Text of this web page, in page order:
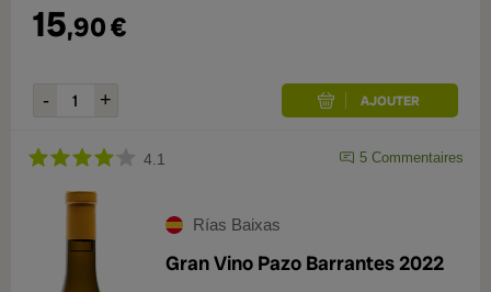
15,90€
4.1 5 Commentaires
Rías Baixas
Gran Vino Pazo Barrantes 2022